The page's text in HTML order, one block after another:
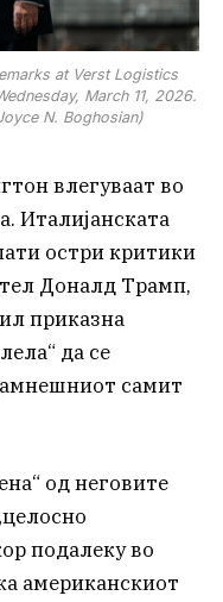
at Verst Logistics
March 11, 2026.
N. Boghosian)
влегуваат во
Италијанската
остри критики
Доналд Трамп,
приказна
да се
самит
од неговите
подалеку во
американскиот